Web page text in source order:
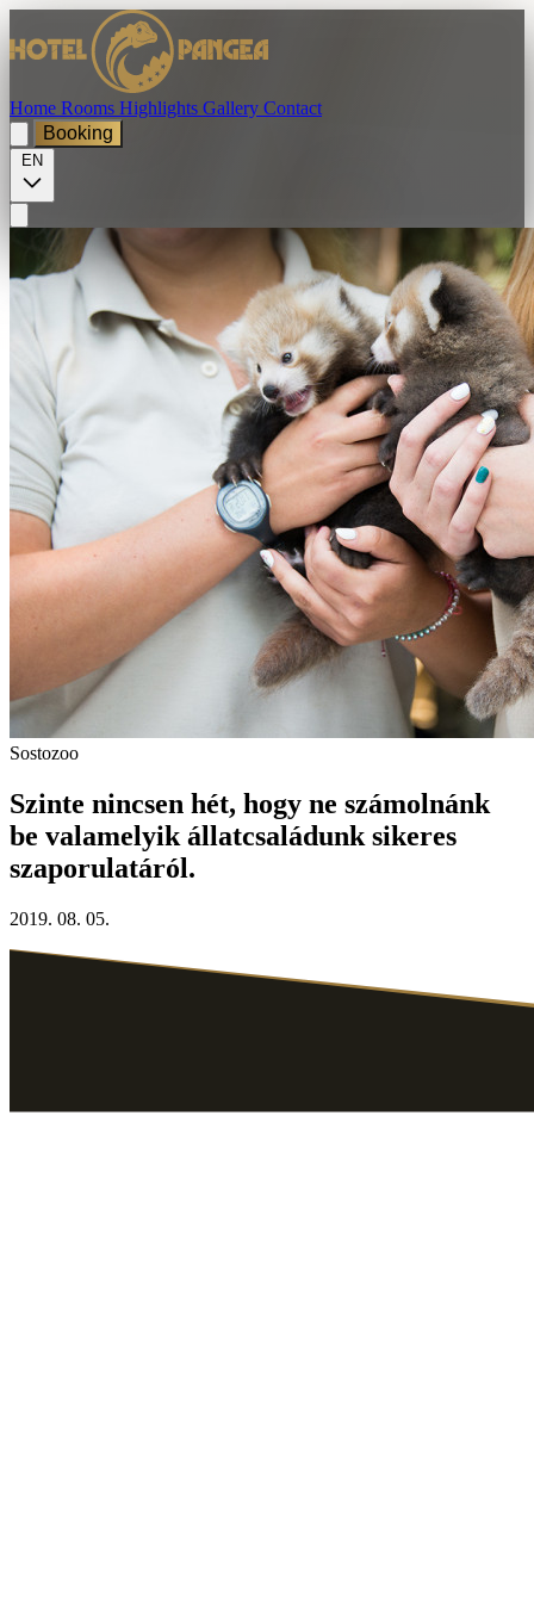
Home Rooms Highlights Gallery Contact
Booking
EN
Sostozoo
Szinte nincsen hét, hogy ne számolnánk
be valamelyik állatcsaládunk sikeres
szaporulatáról.
2019. 08. 05.